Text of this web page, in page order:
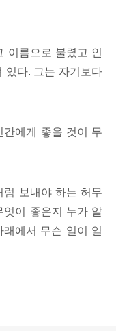
이름으로 불렸고 인
있다. 그는 자기보다
간에게 좋을 것이 무
럼 보내야 하는 허무
엇이 좋은지 누가 알
에서 무슨 일이 일